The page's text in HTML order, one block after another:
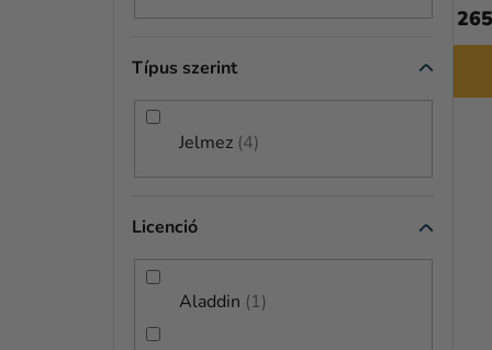
Típus szerint
Jelmez 4
Licenció
Aladdin 1
17 990 Ft
BŐVEBBEN
17